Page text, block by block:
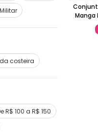
costeira
R$ 100 a R$ 150
Manga